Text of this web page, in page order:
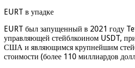
EURT в упадке
EURT был запущенный в 2021 году
управляющей стейблкоином USDT,
США и являющимся крупнейшим
стоимости (более 110 миллиардов